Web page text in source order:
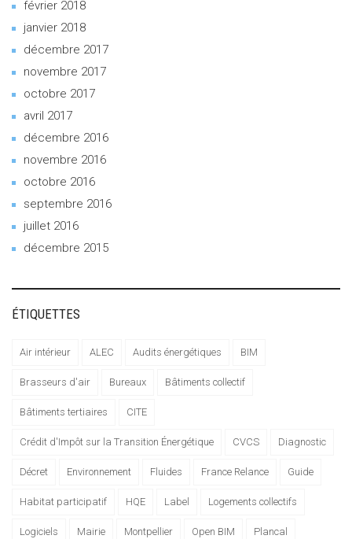
février 2018
janvier 2018
décembre 2017
novembre 2017
octobre 2017
avril 2017
décembre 2016
novembre 2016
octobre 2016
septembre 2016
juillet 2016
décembre 2015
ÉTIQUETTES
Air intérieur ALEC Audits énergétiques BIM
Brasseurs d'air Bureaux Bâtiments collectif
Bâtiments tertiaires CITE
Crédit d'Impôt sur la Transition Énergétique CVCS Diagnostic
Décret Environnement Fluides France Relance Guide
Habitat participatif HQE Label Logements collectifs
Logiciels Mairie Montpellier Open BIM Plancal